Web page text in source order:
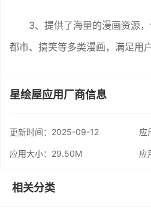
3、提供了海量的漫画资源，
都市、搞笑等多类漫画，满足用
星绘屋应用厂商信息
更新时间： 2025-09-12 应
应用大小：29.50M 应
相关分类